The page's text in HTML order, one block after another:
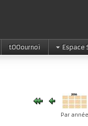
tOOournoi Espace
Par année